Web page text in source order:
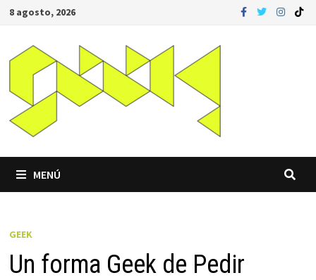
Saltar
contenido
8 agosto, 2026
MENÚ
GEEK
Un forma Geek de Pedir